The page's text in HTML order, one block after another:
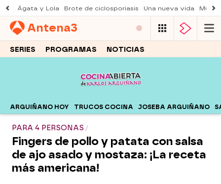
Ágata y Lola Brote de ciclosporiasis Una nueva vida
Antena3
SERIES PROGRAMAS NOTICIAS
ARGUIÑANO HOY TRUCOS COCINA JOSEBA ARGUIÑANO
PARA 4 PERSONAS
Fingers de pollo y patata con salsa
de ajo asado y mostaza: ¡La receta
más americana!